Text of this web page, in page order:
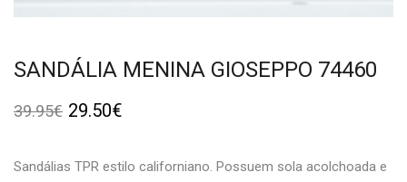
SANDÁLIA MENINA GIOSEPPO 74460
39.95€ 29.50€
Sandálias TPR estilo californiano. Possuem sola acolchoada e